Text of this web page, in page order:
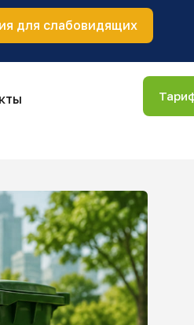
для слабовидящих